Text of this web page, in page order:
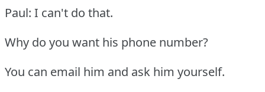
Paul: I can't do that.
Why do you want his phone number?
You can email him and ask him yourself.